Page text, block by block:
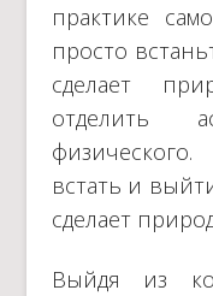
практике
просто
сделает
отделить
встать и
сделает
Выйдя из